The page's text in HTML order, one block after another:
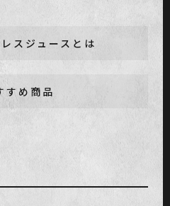
スジュースとは
すめ商品